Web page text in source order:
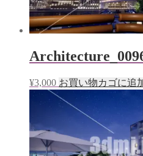
¥3,000 お買い物カゴに追